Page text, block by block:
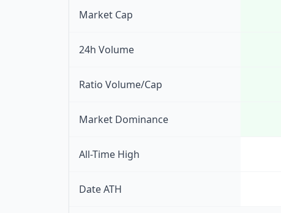
Market Cap
24h Volume
Ratio Volume/Cap
Market Dominance
All-Time High
Date ATH